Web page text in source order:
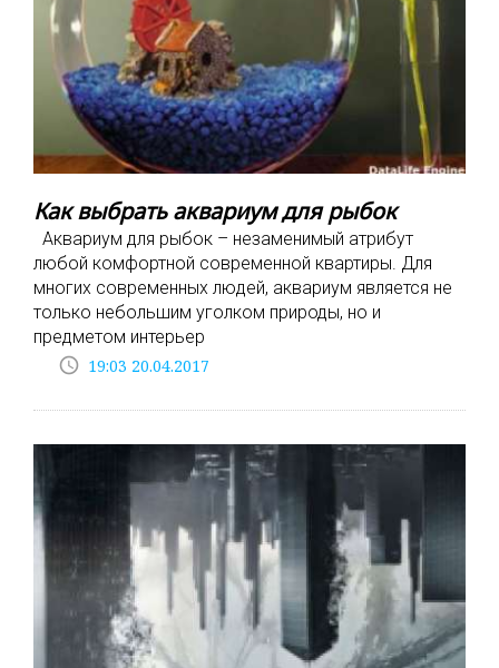
Как выбрать аквариум для рыбок
Аквариум для рыбок – незаменимый атрибут
любой комфортной современной квартиры. Для
многих современных людей, аквариум является не
только небольшим уголком природы, но и
предметом интерьер
access_time 19:03 20.04.2017